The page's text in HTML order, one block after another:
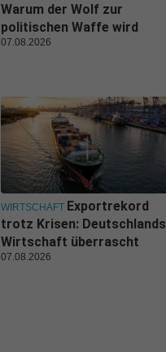
Warum der Wolf zur
politischen Waffe wird
07.08.2026
WIRTSCHAFT Exportrekord
trotz Krisen: Deutschlands
Wirtschaft überrascht
07.08.2026